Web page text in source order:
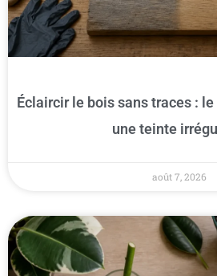
Éclaircir le bois sans traces :
une teinte
août 7, 2026